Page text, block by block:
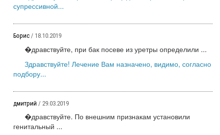
супрессивной...
Борис / 18.10.2019
�дравствуйте, при бак посеве из уретры определили ...
Здравствуйте! Лечение Вам назначено, видимо, согласно
подбору...
дмитрий / 29.03.2019
�дравствуйте. По внешним признакам установили
генитальный ...